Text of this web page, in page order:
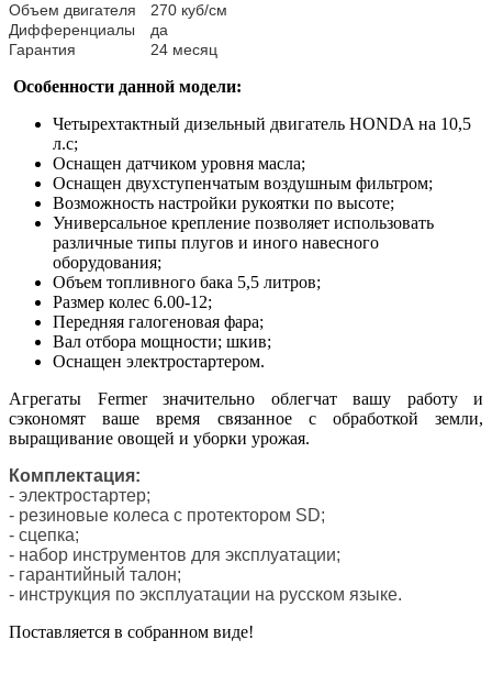
Объем двигателя
270 куб/см
Дифференциалы
да
Гарантия
24 месяц
Особенности данной модели:
Четырехтактный дизельный двигатель HONDA на 10,5
л.с;
Оснащен датчиком уровня масла;
Оснащен двухступенчатым воздушным фильтром;
Возможность настройки рукоятки по высоте;
Универсальное крепление позволяет использовать
различные типы плугов и иного навесного
оборудования;
Объем топливного бака 5,5 литров;
Размер колес 6.00-12;
Передняя галогеновая фара;
Вал отбора мощности; шкив;
Оснащен электростартером.
Агрегаты Fermer значительно облегчат вашу работу и
сэкономят ваше время связанное с обработкой земли,
выращивание овощей и уборки урожая.
Комплектация:
- электростартер;
- резиновые колеса с протектором SD;
- сцепка;
- набор инструментов для эксплуатации;
- гарантийный талон;
- инструкция по эксплуатации на русском языке.
Поставляется в собранном виде!